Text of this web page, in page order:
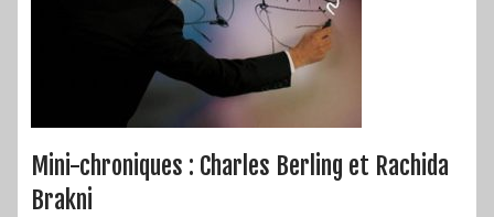
Mini-chroniques : Charles Berling et Rachida
Brakni